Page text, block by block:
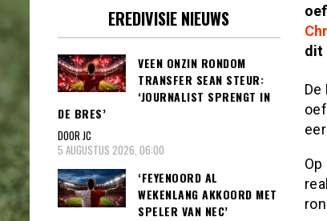
dit
EREDIVISIE NIEUWS
VEEN ONZIN RONDOM
TRANSFER SEAN STEUR:
‘JOURNALIST SPRENGT IN
DE BRES’
DOOR JC
5 AUGUSTUS 2026, 06:00
‘FEYENOORD AL
WEKENLANG AKKOORD MET
SPELER VAN NEC’